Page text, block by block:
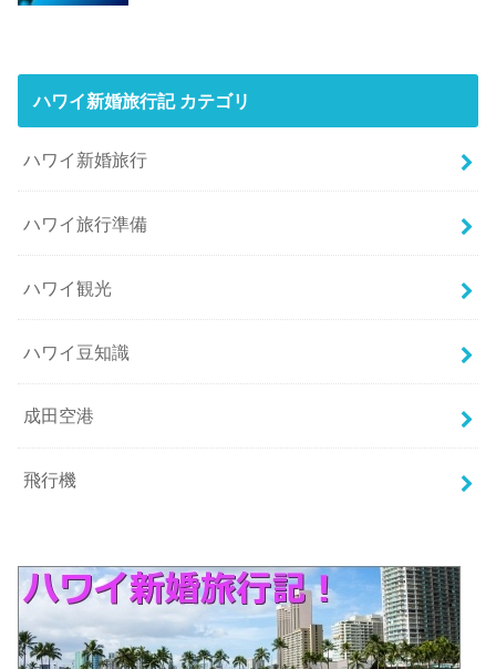
ハワイ新婚旅行記 カテゴリ
ハワイ新婚旅行
ハワイ旅行準備
ハワイ観光
ハワイ豆知識
成田空港
飛行機